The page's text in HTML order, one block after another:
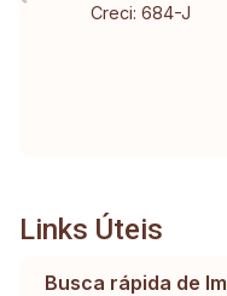
Creci: 684-J
Links Úteis
Busca rápida de